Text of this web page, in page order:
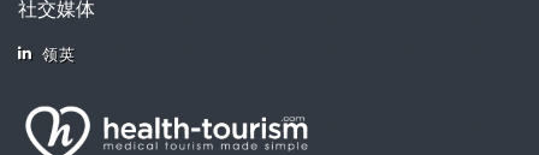
社交媒体
领英